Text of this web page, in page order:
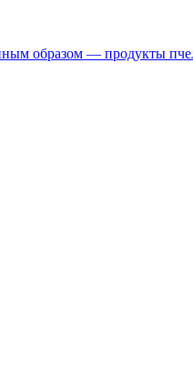
образом — продукты